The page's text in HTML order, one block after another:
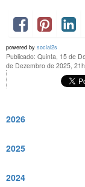
powered by social2s
Publicado: Quinta, 15 de
de Dezembro de 2025,
2026
2025
2024